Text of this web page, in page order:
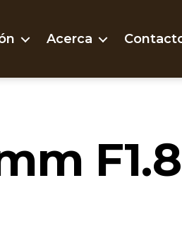
Acerca
F1.8